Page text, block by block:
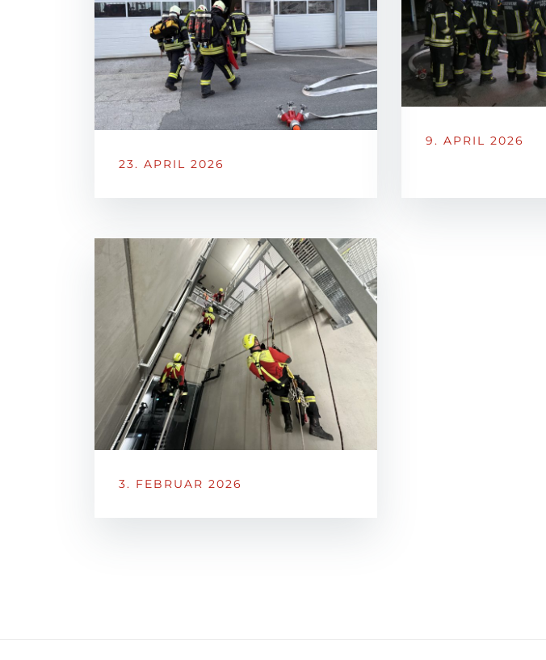
23. APRIL 2026
9. APRIL 2026
3. FEBRUAR 2026